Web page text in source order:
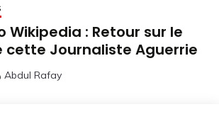
Wikipedia : Retour sur le
cette Journaliste Aguerrie
Abdul Rafay